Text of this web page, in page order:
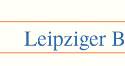
Leipziger